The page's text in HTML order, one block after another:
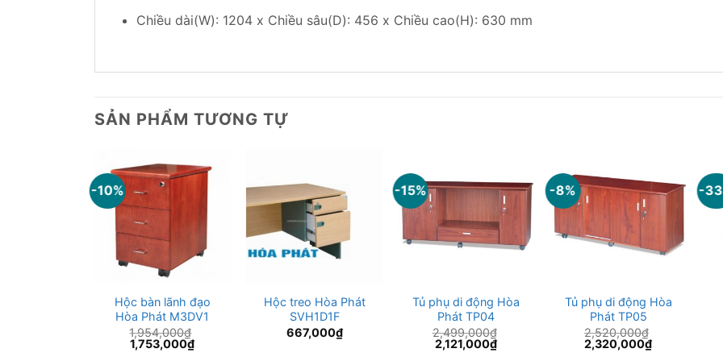
Chiều dài(W): 1204 x Chiều sâu(D): 456 x Chiều cao(H): 630 mm
SẢN PHẨM TƯƠNG TỰ
-10%
Hộc bàn lãnh đạo
Hòa Phát M3DV1
1,954,000₫
Giá
gốc
1,753,000₫Giá
Hộc treo Hòa Phát
SVH1D1F
667,000₫
-15%
Tủ phụ di động Hòa
Phát TP04
2,499,000₫
Giá
gốc
2,121,000₫Giá
-8%
Tủ phụ di động Hòa
Phát TP05
2,520,000₫
Giá
gốc
2,320,000₫Giá
-